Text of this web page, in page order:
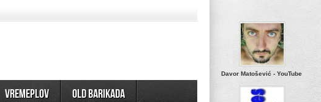
Vremeplov OLD BARIKADA
Davor Matošević - YouTube